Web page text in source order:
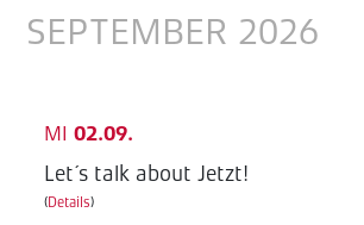
SEPTEMBER 2026
MI 02.09.
Let´s talk about Jetzt!
(Details)